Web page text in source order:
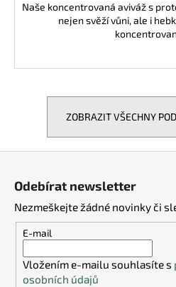
Naše koncentrovaná aviváž s
nejen svěží vůni, ale i
ZOBRAZIT VŠECHNY
Odebírat newsletter
Nezmeškejte žádné novinky či
E-mail
Vložením e-mailu souhlasíte s
osobních údajů